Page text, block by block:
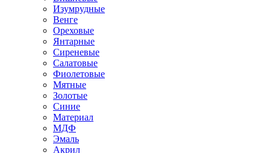
Изумрудные
Венге
Ореховые
Янтарные
Сиреневые
Салатовые
Фиолетовые
Мятные
Золотые
Синие
Материал
МДФ
Эмаль
Акрил